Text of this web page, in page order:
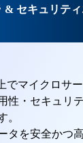
& セキュリテ
でマイクロサ
性・セキュリ
。
タを安全かつ